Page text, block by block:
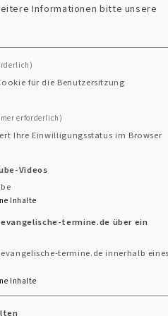
wird. Ihre Daten können an
und in gemeinsamer
bei von mehreren
Stellen betriebenen und
und IT-
werden. Das LKA ist
Maßnahmen zuständig und
Staaten außerhalb des
verhindert werden. Die
und für die Wahrung
wenden: Landeskirchenamt
Katharina-von-Bora-Str.
55950 – E-
Informationen bitte unsere
für die Benutzersitzung
erforderlich)
Ihre Einwilligungsstatus im Browser
Videos
Inhalte
termine.de über ein
termine.de innerhalb
Inhalte